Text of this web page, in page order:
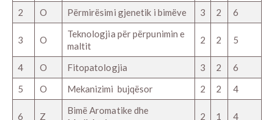
2
O Përmirësimi gjenetik i bimëve 3 2 6
3 O
Teknologjia për përpunimin e
maltit
2 2 5
4 O Fitopatologjia 3 2
6
5
O Mekanizimi bujqësor 2 2 4
6 Z
Bimë Aromatike dhe
2 1 4